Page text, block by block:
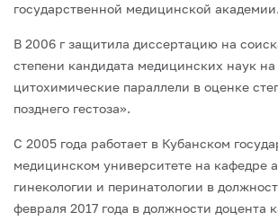
государственной медицинской академии.
В 2006 г защитила диссертацию на
степени кандидата медицинских наук
цитохимические параллели в оценке
позднего гестоза».
С 2005 года работает в Кубанском
медицинском университете на кафедре
гинекологии и перинатологии в
февраля 2017 года в должности доцента